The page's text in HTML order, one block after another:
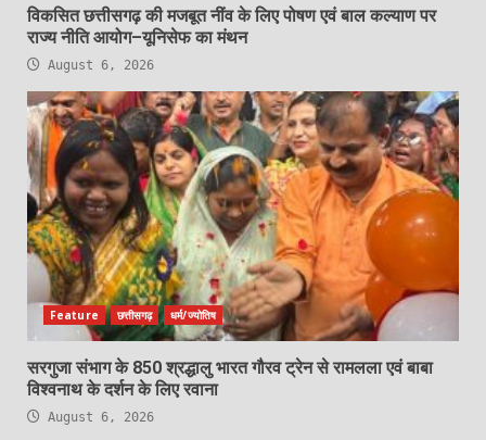
विकसित छत्तीसगढ़ की मजबूत नींव के लिए पोषण एवं बाल कल्याण पर
राज्य नीति आयोग–यूनिसेफ का मंथन
August 6, 2026
Feature छत्तीसगढ़ धर्म/ज्योतिष
सरगुजा संभाग के 850 श्रद्धालु भारत गौरव ट्रेन से रामलला एवं बाबा
विश्वनाथ के दर्शन के लिए रवाना
August 6, 2026